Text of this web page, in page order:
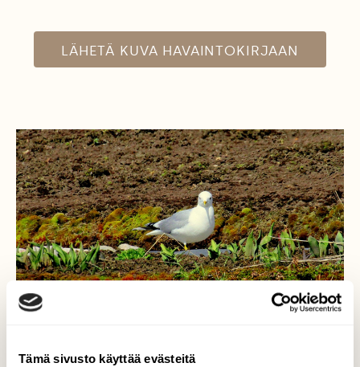
Tämä sivusto käyttää evästeitä
LÄHETÄ KUVA HAVAINTOKIRJAAN